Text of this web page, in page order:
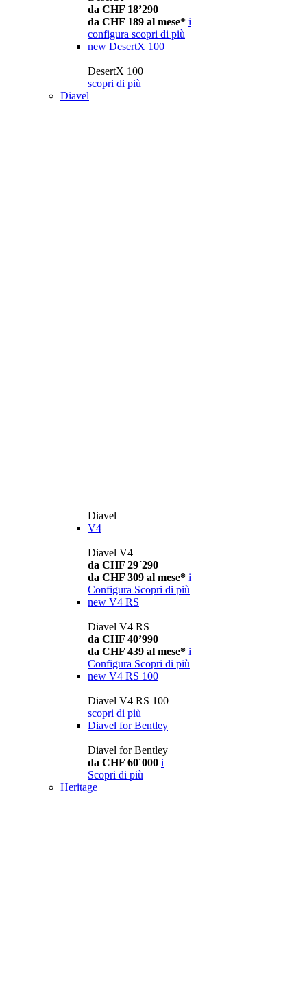
da CHF 18’290
da CHF 189 al mese* i
configura scopri di più
new DesertX 100
DesertX 100
scopri di più
Diavel
Diavel
V4
Diavel V4
da CHF 29´290
da CHF 309 al mese* i
Configura Scopri di più
new V4 RS
Diavel V4 RS
da CHF 40’990
da CHF 439 al mese* i
Configura Scopri di più
new V4 RS 100
Diavel V4 RS 100
scopri di più
Diavel for Bentley
Diavel for Bentley
da CHF 60´000 i
Scopri di più
Heritage